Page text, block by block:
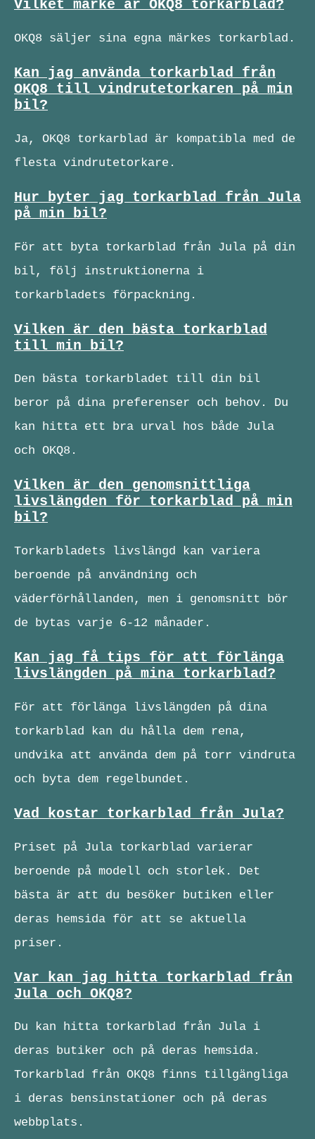
Vilket märke är OKQ8 torkarblad?
OKQ8 säljer sina egna märkes torkarblad.
Kan jag använda torkarblad från
OKQ8 till vindrutetorkaren på min
bil?
Ja, OKQ8 torkarblad är kompatibla med de
flesta vindrutetorkare.
Hur byter jag torkarblad från Jula
på min bil?
För att byta torkarblad från Jula på din
bil, följ instruktionerna i
torkarbladets förpackning.
Vilken är den bästa torkarblad
till min bil?
Den bästa torkarbladet till din bil
beror på dina preferenser och behov. Du
kan hitta ett bra urval hos både Jula
och OKQ8.
Vilken är den genomsnittliga
livslängden för torkarblad på min
bil?
Torkarbladets livslängd kan variera
beroende på användning och
väderförhållanden, men i genomsnitt bör
de bytas varje 6-12 månader.
Kan jag få tips för att förlänga
livslängden på mina torkarblad?
För att förlänga livslängden på dina
torkarblad kan du hålla dem rena,
undvika att använda dem på torr vindruta
och byta dem regelbundet.
Vad kostar torkarblad från Jula?
Priset på Jula torkarblad varierar
beroende på modell och storlek. Det
bästa är att du besöker butiken eller
deras hemsida för att se aktuella
priser.
Var kan jag hitta torkarblad från
Jula och OKQ8?
Du kan hitta torkarblad från Jula i
deras butiker och på deras hemsida.
Torkarblad från OKQ8 finns tillgängliga
i deras bensinstationer och på deras
webbplats.